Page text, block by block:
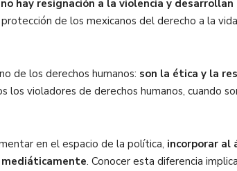
no hay resignación a la violencia y
de los mexicanos del derecho a la
de los derechos humanos: son la ética y la
violadores de derechos humanos, cuando
en el espacio de la política, incorporar al
. Conocer esta diferencia